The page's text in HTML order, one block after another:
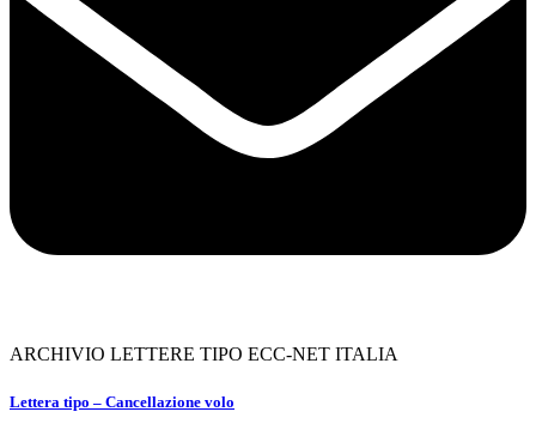
ARCHIVIO LETTERE TIPO ECC-NET ITALIA
Lettera tipo – Cancellazione volo